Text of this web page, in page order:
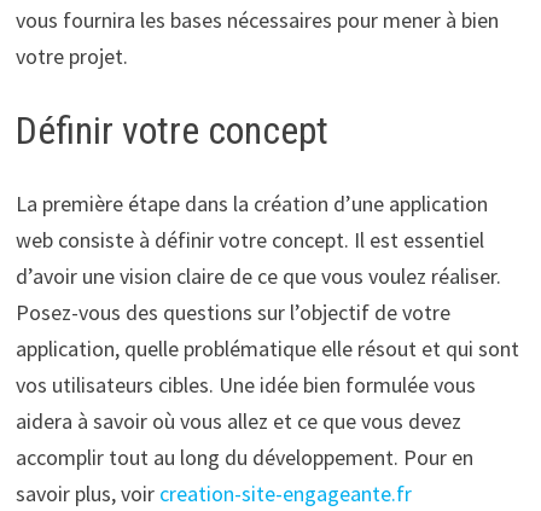
vous fournira les bases nécessaires pour mener à bien
votre projet.
Définir votre concept
La première étape dans la création d’une application
web consiste à définir votre concept. Il est essentiel
d’avoir une vision claire de ce que vous voulez réaliser.
Posez-vous des questions sur l’objectif de votre
application, quelle problématique elle résout et qui sont
vos utilisateurs cibles. Une idée bien formulée vous
aidera à savoir où vous allez et ce que vous devez
accomplir tout au long du développement. Pour en
savoir plus, voir creation-site-engageante.fr